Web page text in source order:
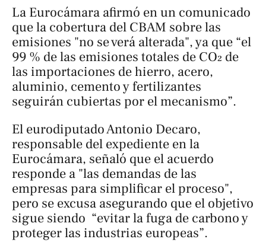
La Eurocámara afirmó en un comunicado
que la cobertura del CBAM sobre las
emisiones "no se verá alterada", ya que “el
99 % de las emisiones totales de CO₂ de
las importaciones de hierro, acero,
aluminio, cemento y fertilizantes
seguirán cubiertas por el mecanismo”.
El eurodiputado Antonio Decaro,
responsable del expediente en la
Eurocámara, señaló que el acuerdo
responde a "las demandas de las
empresas para simplificar el proceso",
pero se excusa asegurando que el objetivo
sigue siendo “evitar la fuga de carbono y
proteger las industrias europeas”.